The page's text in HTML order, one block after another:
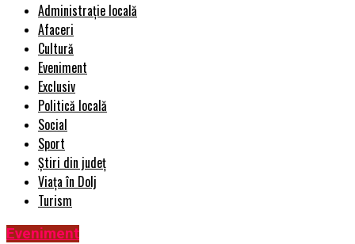
Administrație locală
Afaceri
Cultură
Eveniment
Exclusiv
Politică locală
Social
Sport
Știri din județ
Viața în Dolj
Turism
Eveniment